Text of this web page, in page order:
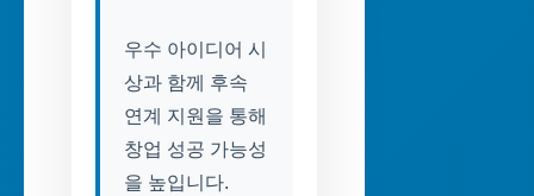
우수 아이디어 시
상과 함께 후속
연계 지원을 통해
창업 성공 가능성
을 높입니다.